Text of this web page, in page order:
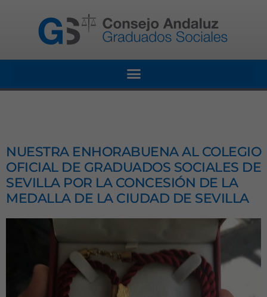
NUESTRA ENHORABUENA AL COLEGIO
OFICIAL DE GRADUADOS SOCIALES DE
SEVILLA POR LA CONCESIÓN DE LA
MEDALLA DE LA CIUDAD DE SEVILLA